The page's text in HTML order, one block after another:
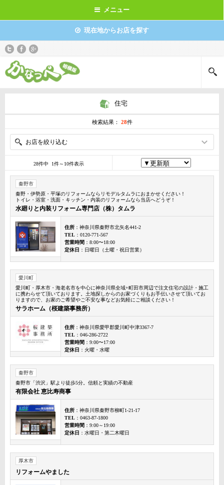
メニュー
現在地からお店を探す
住宅
検索結果： 28件
お店を絞り込む
28件中 1件～10件表示
秦野市
秦野・伊勢原・平塚のリフォームならリモデルタムラにおまかせください！
トイレ・浴室・洗面・キッチン・内装のリフォームなら当店へどうぞ！
水廻りと内装リフォーム専門店（株）タムラ
住所 ：神奈川県秦野市北矢名441-2
TEL ：0120-771-567
営業時間 ：8:00〜18:00
定休日 ：日曜日（土曜・祝日営業）
愛川町
愛川町・厚木市・海老名市を中心に神奈川県全域+町田市周辺で注文住宅の設計・施工
に携わらせて頂いております。土地探しからのお家づくりもお手伝いさせて頂いてお
りますので、お家のご希望やご不安な事などお気軽にご相談ください！
サラホーム（桜建築事務所）
住所 ：神奈川県愛甲郡愛川町中津3367-7
TEL ：046-286-2722
営業時間 ：9:00〜17:00
定休日 ：火曜・水曜
秦野市
秦野市「渋沢」駅より徒歩5分。信頼と実績の不動産
有限会社 恵比寿商事
住所 ：神奈川県秦野市柳町1-21-17
TEL ：0463-87-1800
営業時間 ：9:00～19:00
定休日 ：水曜日・第二木曜日
厚木市
リフォームやました